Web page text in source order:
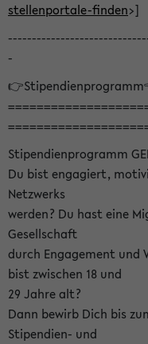
stellenportale-finden>]
-
Stipendienprogramm
Du bist engagiert,
Netzwerks
werden? Du hast eine
Gesellschaft
durch Engagement
bist zwischen 18 und
29 Jahre alt?
Dann bewirb Dich bis
Stipendien- und